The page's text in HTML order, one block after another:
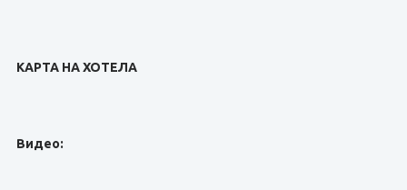
КАРТА НА ХОТЕЛА
Видео: